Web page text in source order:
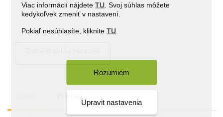
Viac informácií nájdete TU . Svoj súhlas môžete
kedykoľvek zmeniť v nastavení.
Pokiaľ nesúhlasíte, klikniteTU
Rozumiem
Upravit nastavenia